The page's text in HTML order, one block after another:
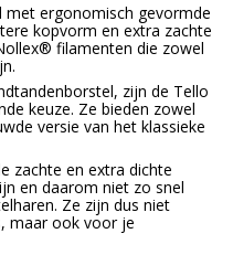
ergonomisch gevormde
kopvorm en extra zachte
filamenten die zowel
zijn de Tello
keuze. Ze bieden zowel
versie van het klassieke
zachte en extra dichte
en daarom niet zo snel
Ze zijn dus niet
maar ook voor je